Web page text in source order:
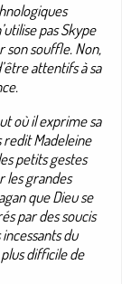
pas Skype
son souffle. Non,
attentifs à sa
où il exprime sa
Madeleine
petits gestes
les grandes
que Dieu se
par des soucis
du
difficile de